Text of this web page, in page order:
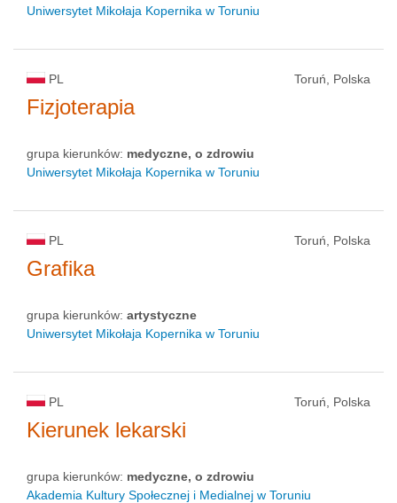
Uniwersytet Mikołaja Kopernika w Toruniu
PL Toruń, Polska
Fizjoterapia
grupa kierunków: medyczne, o zdrowiu
Uniwersytet Mikołaja Kopernika w Toruniu
PL Toruń, Polska
Grafika
grupa kierunków: artystyczne
Uniwersytet Mikołaja Kopernika w Toruniu
PL Toruń, Polska
Kierunek lekarski
grupa kierunków: medyczne, o zdrowiu
Akademia Kultury Społecznej i Medialnej w Toruniu